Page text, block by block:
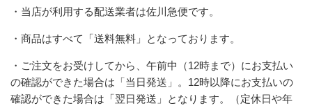
・当店が利用する配送業者は佐川急便です。
・商品はすべて「送料無料」となっております。
・ご注文をお受けしてから、午前中（12時まで）にお支払い
の確認ができた場合は「当日発送」。12時以降にお支払いの
確認ができた場合は「翌日発送」となります。（定休日や年